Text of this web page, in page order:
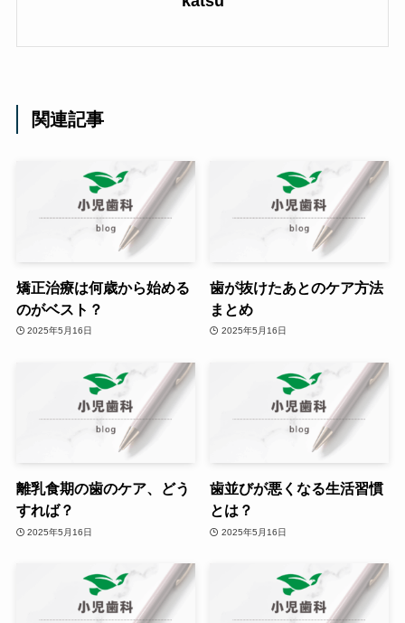
関連記事
矯正治療は何歳から始める
のがベスト？
2025年5月16日
歯が抜けたあとのケア方法
まとめ
2025年5月16日
離乳食期の歯のケア、どう
すれば？
2025年5月16日
歯並びが悪くなる生活習慣
とは？
2025年5月16日